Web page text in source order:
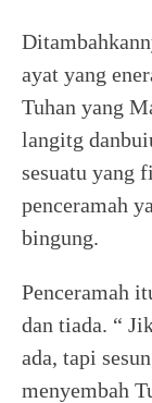
ayat yang
Tuhan yang
langitg
sesuatu yang
penceramah
bingung.
Penceramah
dan tiada. “
ada, tapi
menyembah